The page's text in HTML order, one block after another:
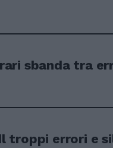
sbanda tra
troppi errori e